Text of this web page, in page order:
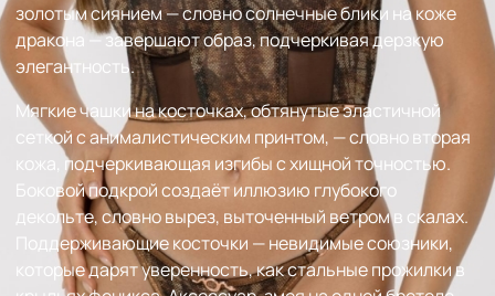
золотым сиянием — словно солнечные блики на коже
дракона — завершают образ, подчеркивая дерзкую
элегантность.
Мягкие чашки на косточках, обтянутые эластичной
сеткой с анималистическим принтом, — словно вторая
кожа, подчеркивающая изгибы с хищной точностью.
Боковой подкрой создаёт иллюзию глубокого
декольте, словно вырез, выточенный ветром в скалах.
Поддерживающие косточки — невидимые союзники,
которые дарят уверенность, как стальные прожилки в